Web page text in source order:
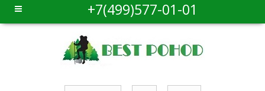
+7(499)577-01-01